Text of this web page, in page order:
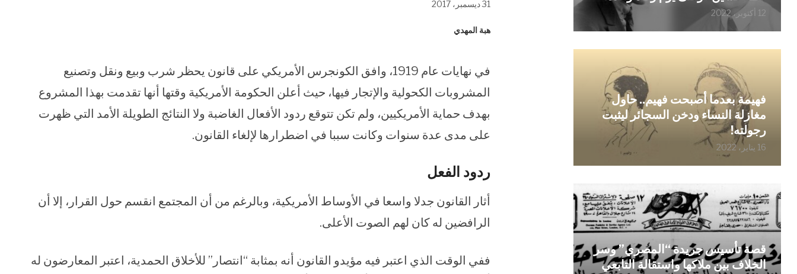
في
نافذة
في 31 ديسمبر، 2017
هبة المهدي
في نهايات عام 1919، وافق الكونجرس الأمريكي على قانون يحظر شرب وبيع ونقل وتصنيع
المشروبات الكحولية والإتجار فيها، حيث أعلن الحكومة الأمريكية وقتها أنها تقدمت بهذا المشروع
بهدف حماية الأمريكيين، ولم تكن تتوقع ردود الأفعال الغاضبة ولا النتائج الطويلة الأمد التي ظهرت
على مدى عدة سنوات وكانت سببا في اضطرارها لإلغاء القانون.
ردود الفعل
أثار القانون جدلا واسعا في الأوساط الأمريكية، وبالرغم من أن المجتمع انقسم حول القرار، إلا أن
الرافضين له كان لهم الصوت الأعلى.
ففي الوقت الذي اعتبر فيه مؤيدو القانون أنه بمثابة “انتصار” للأخلاق الحمدية، اعتبر المعارضون له
12 أكتوبر، 2022
فهيمة بعدما أصبحت فهيم.. حاول
مغازلة النساء ودخن السجائر ليثبت
رجولته!
16 يناير، 2022
قصة تأسيس جريدة “المصري” وسر
الخلاف بين ملاكها واستقالة التابعي